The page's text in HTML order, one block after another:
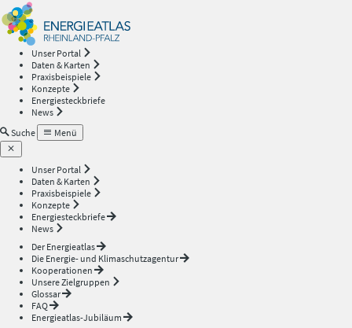
Unser Portal
Daten & Karten
Praxisbeispiele
Konzepte
Energiesteckbriefe
News
Suche
Menü
Unser Portal
Daten & Karten
Praxisbeispiele
Konzepte
Energiesteckbriefe
News
Der Energieatlas
Die Energie- und Klimaschutzagentur
Kooperationen
Unsere Zielgruppen
Glossar
FAQ
Energieatlas-Jubiläum